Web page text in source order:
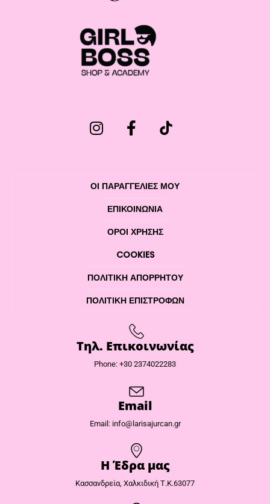
ΟΙ ΠΑΡΑΓΓΕΛΙΕΣ ΜΟΥ
ΕΠΙΚΟΙΝΩΝΊΑ
ΌΡΟΙ ΧΡΉΣΗΣ
COOKIES
ΠΟΛΙΤΙΚΉ ΑΠΟΡΡΉΤΟΥ
ΠΟΛΙΤΙΚΉ ΕΠΙΣΤΡΟΦΏΝ
Τηλ. Επικοινωνίας
Phone: +30 2374022283
Email
Email: info@larisajurcan.gr
Η Έδρα μας​
Κασσανδρεία, Χαλκιδική Τ.Κ.63077